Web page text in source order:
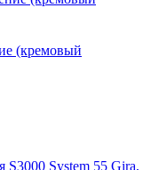
(кремовый